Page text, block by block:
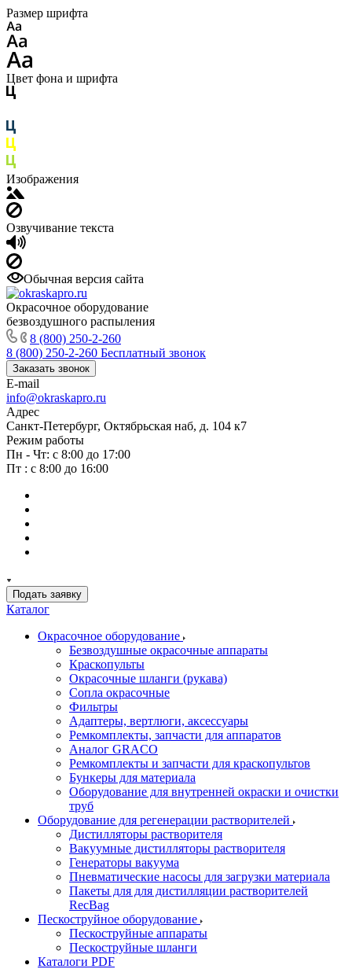
Размер шрифта
Цвет фона и шрифта
Изображения
Озвучивание текста
Обычная версия сайта
Окрасочное оборудование
безвоздушного распыления
8 (800) 250-2-260
8 (800) 250-2-260 Бесплатный звонок
Заказать звонок
E-mail
info@okraskapro.ru
Адрес
Санкт-Петербург, Октябрьская наб, д. 104 к7
Режим работы
Пн - Чт: с 8:00 до 17:00
Пт : с 8:00 до 16:00
Подать заявку
Каталог
Окрасочное оборудование
Безвоздушные окрасочные аппараты
Краскопульты
Окрасочные шланги (рукава)
Сопла окрасочные
Фильтры
Адаптеры, вертлюги, аксессуары
Ремкомплекты, запчасти для аппаратов
Аналог GRACO
Ремкомплекты и запчасти для краскопультов
Бункеры для материала
Оборудование для внутренней окраски и очистки
труб
Оборудование для регенерации растворителей
Дистилляторы растворителя
Вакуумные дистилляторы растворителя
Генераторы вакуума
Пневматические насосы для загрузки материала
Пакеты для для дистилляции растворителей
RecBag
Пескоструйное оборудование
Пескоструйные аппараты
Пескоструйные шланги
Каталоги PDF